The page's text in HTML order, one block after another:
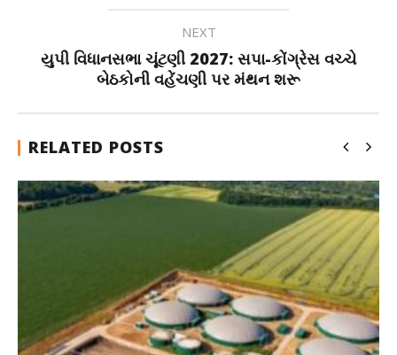
NEXT
યુપી વિધાનસભા ચૂંટણી 2027: સપા-કોંગ્રેસ વચ્ચે
બેઠકોની વહેંચણી પર મંથન શરૂ
RELATED POSTS